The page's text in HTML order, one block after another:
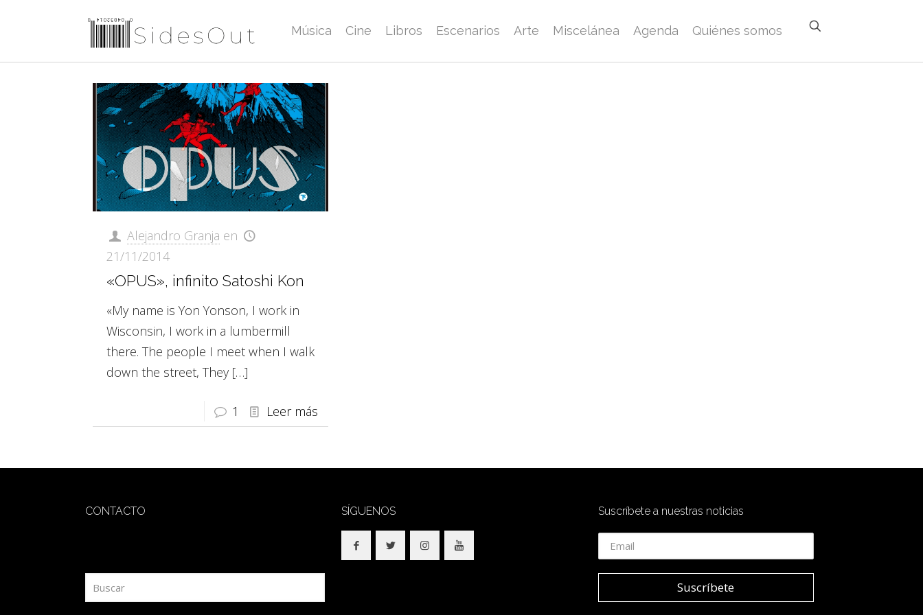
Música Cine Libros Escenarios Arte Miscelánea Agenda Quiénes somos
Alejandro Granja en
21/11/2014
«OPUS», infinito Satoshi Kon
«My name is Yon Yonson, I work in
Wisconsin, I work in a lumbermill
there. The people I meet when I walk
down the street, They[…]
1 Leer más
CONTACTO SÍGUENOS Suscríbete a nuestras noticias